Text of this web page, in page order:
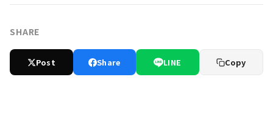
SHARE
Post Share LINE Copy